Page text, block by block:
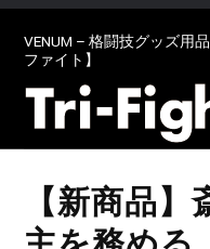
VENUM – 格闘技グッズ用
ファイト】
【新商品